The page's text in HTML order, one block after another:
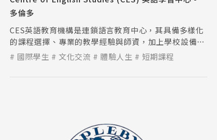
多倫多
CES英語教育機構是連鎖語言教育中心，其具備多樣化
的課程選擇、專業的教學經驗與師資，加上學校設備新
穎充足，讓學生能在舒適輕鬆的環境下學習。
國際學生 文化交流 體驗人生 短期課程